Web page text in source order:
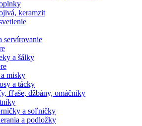
keramzit
servírovanie
a šálky
misky
a tácky
fľaše, džbány, omáčniky
a soľničky
a podložky